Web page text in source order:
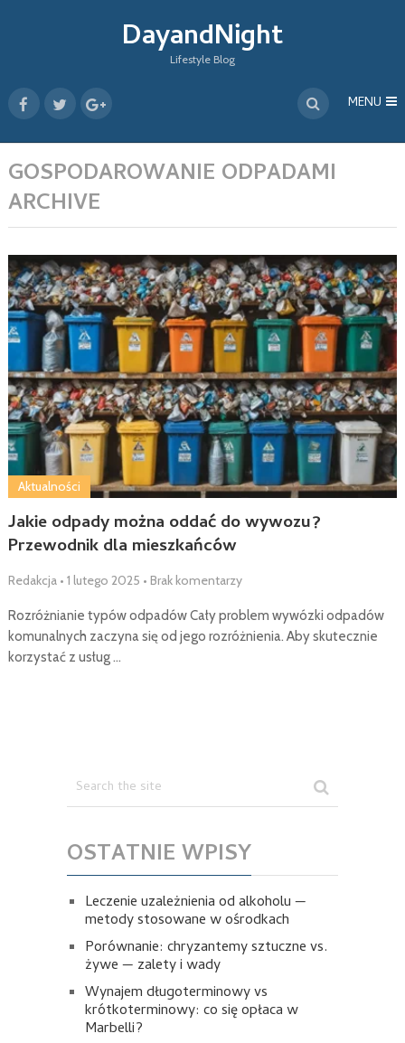
DayandNight
Lifestyle Blog
MENU
GOSPODAROWANIE ODPADAMI
ARCHIVE
Jakie odpady można oddać do wywozu?
Przewodnik dla mieszkańców
Aktualności
Redakcja • 1 lutego 2025 • Brak komentarzy
Rozróżnianie typów odpadów Cały problem wywózki odpadów
komunalnych zaczyna się od jego rozróżnienia. Aby skutecznie
korzystać z usług …
OSTATNIE WPISY
Leczenie uzależnienia od alkoholu —
metody stosowane w ośrodkach
Porównanie: chryzantemy sztuczne vs.
żywe — zalety i wady
Wynajem długoterminowy vs
krótkoterminowy: co się opłaca w
Marbelli?